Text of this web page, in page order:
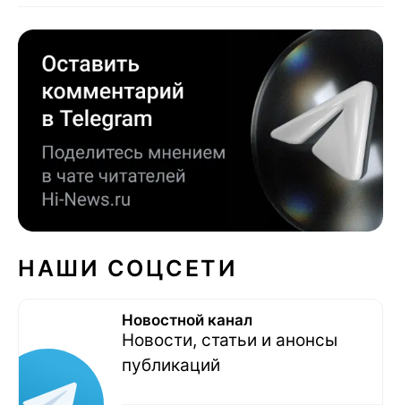
НАШИ СОЦСЕТИ
Новостной канал
Новости, статьи и анонсы
публикаций